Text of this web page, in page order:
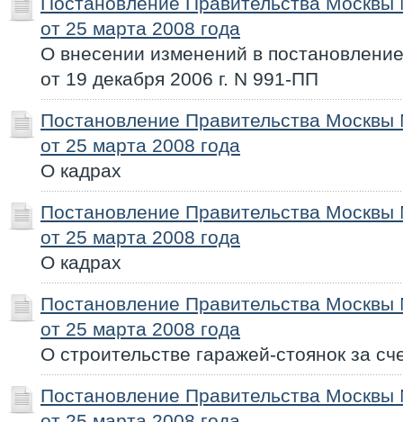
от 25 марта 2008 года
О внесении изменений в
от 19 декабря 2006 г. N 991-ПП
Постановление Правительства
от 25 марта 2008 года
О кадрах
Постановление Правительства
от 25 марта 2008 года
О кадрах
Постановление Правительства
от 25 марта 2008 года
О строительстве гаражей-стоянок за
Постановление Правительства